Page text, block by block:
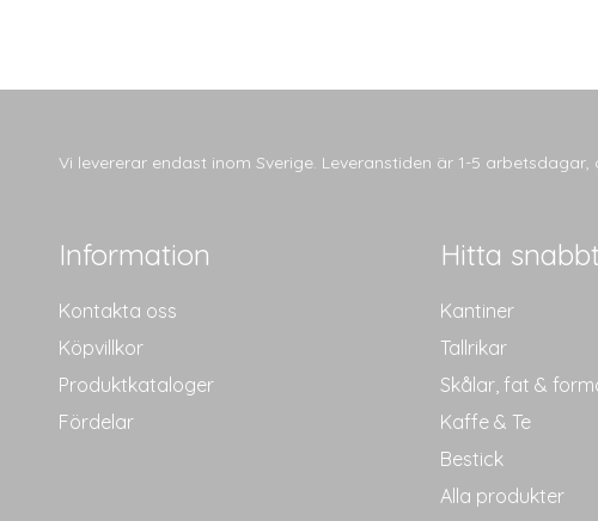
Vi levererar endast inom Sverige. Leveranstiden är 1-5
Information
Kontakta oss
Köpvillkor
Produktkataloger
Fördelar
Hitta snabbt
Kantiner
Tallrikar
Skålar, fat &
Kaffe & Te
Bestick
Alla produkter